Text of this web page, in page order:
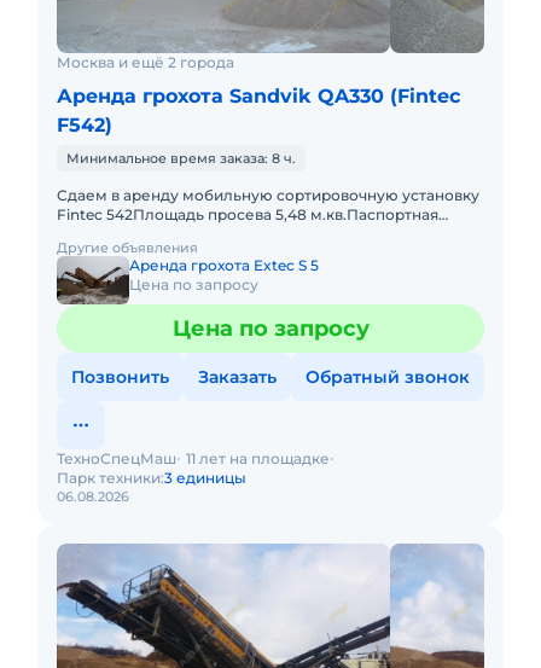
Москва и ещё 2 города
Аренда грохота Sandvik QA330 (Fintec
F542)
Минимальное время заказа: 8 ч.
Сдаем в аренду мобильную сортировочную установку
Fintec 542Площадь просева 5,48 м.кв.Паспортная
радиоуправлени
Другие объявления
Аренда грохота Extec S 5
Цена по запросу
Цена по запросу
Позвонить Заказать Обратный звонок
06.08.2026
ТехноСпецМаш 11 лет на площадке
Парк техники:3 единицы